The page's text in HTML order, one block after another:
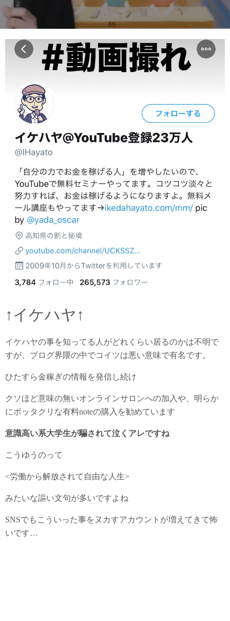
↑イケハヤ ↑
イケハヤの事を知ってる人がどれくらい居るのかは不明で
すが、ブログ界隈の中でコイツは悪い意味で有名です。
ひたすら金稼ぎの情報を発信し続け
クソほど意味の無いオンラインサロンへの加入や、明らか
にボッタクリな有料noteの購入を勧めています
意識高い系大学生が騙されて泣くアレですね
こうゆうのって
<労働から解放されて自由な人生>
みたいな謳い文句が多いですよね
SNSでもこういった事をヌカすアカウントが増えてきて怖
いです…